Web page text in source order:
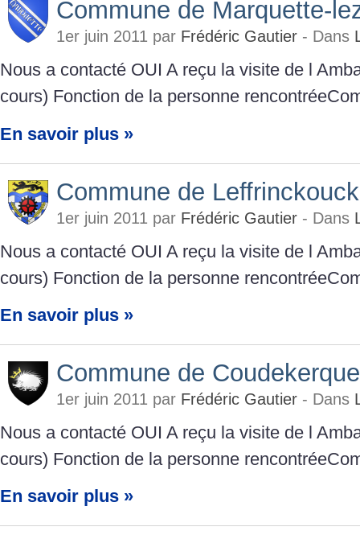
Commune de Marquette-
1er juin 2011 par Frédéric Gautier - Dans
Nous a contacté OUI A reçu la visite de l
cours) Fonction de la personne
En savoir plus »
Commune de
1er juin 2011 par Frédéric Gautier - Dans
Nous a contacté OUI A reçu la visite de l
cours) Fonction de la personne
En savoir plus »
Commune de
1er juin 2011 par Frédéric Gautier - Dans
Nous a contacté OUI A reçu la visite de l
cours) Fonction de la personne
En savoir plus »